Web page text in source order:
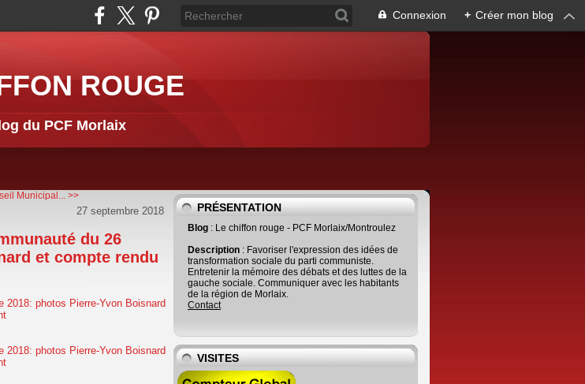
Connexion + Créer mon blog
ROUGE
du PCF Morlaix
Municipal... >>
27 septembre 2018
du 26
et compte rendu
PRÉSENTATION
Blog : Le chiffon rouge - PCF Morlaix/Montroulez
Description : Favoriser l'expression des idées de
transformation sociale du parti communiste.
Entretenir la mémoire des débats et des luttes de la
gauche sociale. Communiquer avec les habitants
de la région de Morlaix.
Contact
VISITES